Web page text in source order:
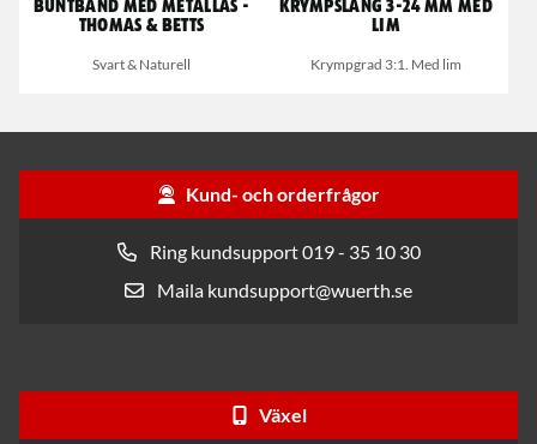
Buntband med metallås -
Thomas & Betts
Svart & Naturell
Krympslang 3-24 mm med
lim
Krympgrad 3:1. Med lim
Kund- och orderfrågor
Ring kundsupport 019 - 35 10 30
Maila kundsupport@wuerth.se
Växel